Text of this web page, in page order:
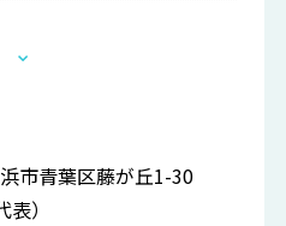
市青葉区藤が丘1-30
）